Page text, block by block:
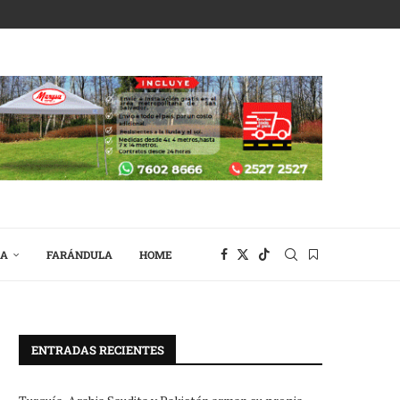
FARÁNDULA HOME
ENTRADAS RECIENTES